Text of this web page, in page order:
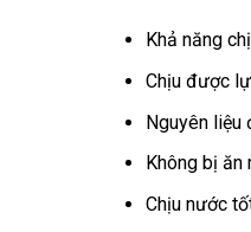
Khả năng
Chịu được
Nguyên liệu
Không bị ăn
Chịu nước